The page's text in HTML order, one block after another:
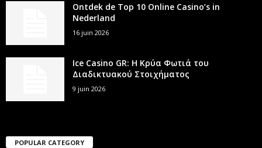
Ontdek de Top 10 Online Casino’s in
Nederland
16 juin 2026
Ice Casino GR: Η Κρύα Φωτιά του
Διαδικτυακού Στοιχήματος
9 juin 2026
POPULAR CATEGORY